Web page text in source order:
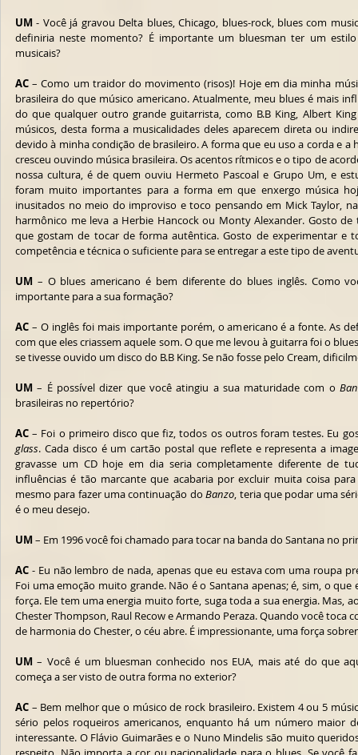
UM - Você já gravou Delta blues, Chicago, blues-rock, blues com
definiria neste momento? É importante um bluesman ter um
musicais?
AC – Como um traidor do movimento (risos)! Hoje em dia minha
brasileira do que músico americano. Atualmente, meu blues é mais
do que qualquer outro grande guitarrista, como B.B King, Albert
músicos, desta forma a musicalidades deles aparecem direta ou
devido à minha condição de brasileiro. A forma que eu uso a corda e a
cresceu ouvindo música brasileira. Os acentos rítmicos e o tipo de
nossa cultura, é de quem ouviu Hermeto Pascoal e Grupo Um, e
foram muito importantes para a forma em que enxergo música
inusitados no meio do improviso e toco pensando em Mick Taylor,
harmônico me leva a Herbie Hancock ou Monty Alexander. Gosto
que gostam de tocar de forma autêntica. Gosto de experimentar e
competência e técnica o suficiente para se entregar a este tipo de
UM – O blues americano é bem diferente do blues inglês. Como
importante para a sua formação?
AC – O inglês foi mais importante porém, o americano é a fonte. As
com que eles criassem aquele som. O que me levou à guitarra foi o
se tivesse ouvido um disco do B.B King. Se não fosse pelo Cream,
UM – É possível dizer que você atingiu a sua maturidade com o
brasileiras no repertório?
AC – Foi o primeiro disco que fiz, todos os outros foram testes. Eu
glass. Cada disco é um cartão postal que reflete e representa a
gravasse um CD hoje em dia seria completamente diferente de
influências é tão marcante que acabaria por excluir muita coisa
mesmo para fazer uma continuação do Banzo, teria que podar uma
é o meu desejo.
UM – Em 1996 você foi chamado para tocar na banda do Santana no
AC - Eu não lembro de nada, apenas que eu estava com uma roupa
Foi uma emoção muito grande. Não é o Santana apenas; é, sim, o
força. Ele tem uma energia muito forte, suga toda a sua energia. Mas,
Chester Thompson, Raul Recow e Armando Peraza. Quando você toca
de harmonia do Chester, o céu abre. É impressionante, uma força
UM – Você é um bluesman conhecido nos EUA, mais até do que
começa a ser visto de outra forma no exterior?
AC – Bem melhor que o músico de rock brasileiro. Existem 4 ou 5
sério pelos roqueiros americanos, enquanto há um número maior
interessante. O Flávio Guimarães e o Nuno Mindelis são muito